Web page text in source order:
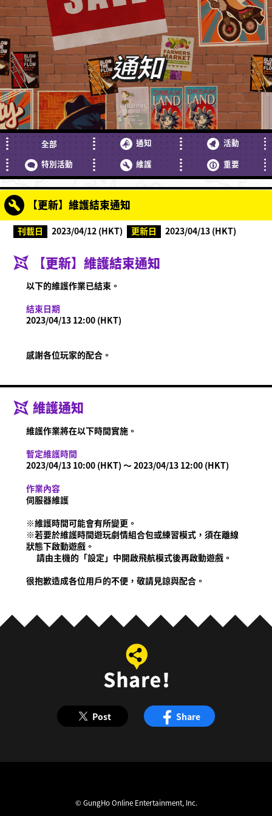
什麼是Ninjala？
通知
全部 通知
活動
特別活動
維護 重要
【更新】維護結束通知
刊載日 2023/04/12 (HKT) 更新日 2023/04/13 (HKT)
【更新】維護結束通知
以下的維護作業已結束。
結束日期
2023/04/13 12:00 (HKT)
感謝各位玩家的配合。
維護通知
維護作業將在以下時間實施。
暫定維護時間
2023/04/13 10:00 (HKT) ～ 2023/04/13 12:00 (HKT)
作業內容
伺服器維護
※維護時間可能會有所變更。
※若要於維護時間遊玩劇情組合包或練習模式，須在離線
狀態下啟動遊戲。
請由主機的「設定」中開啟飛航模式後再啟動遊戲。
很抱歉造成各位用戶的不便，敬請見諒與配合。
Post Share
© GungHo Online Entertainment, Inc.